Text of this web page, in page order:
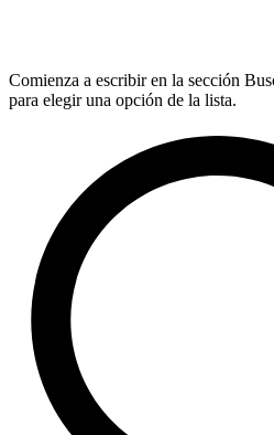
Comienza a escribir en la sección
para elegir una opción de la lista.